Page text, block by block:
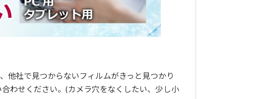
他社で見つからないフィルムがきっと見つかり
わせください。(カメラ穴をなくしたい、少し小